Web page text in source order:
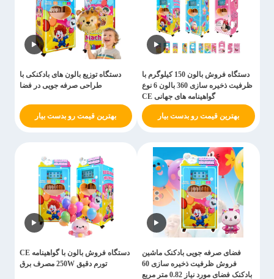
دستگاه فروش بالون 150 کیلوگرم با
ظرفیت ذخیره سازی 360 بالون 6 نوع
گواهینامه های جهانی CE
بهترین قیمت رو بدست بیار
دستگاه توزیع بالون های بادکنکی با
طراحی صرفه جویی در فضا
بهترین قیمت رو بدست بیار
فضای صرفه جویی بادکنک ماشین
فروش ظرفیت ذخیره سازی 60
بادکنک فضای مورد نیاز 0.82 متر مربع
دستگاه فروش بالون با گواهینامه CE
تورم دقیق 250W مصرف برق